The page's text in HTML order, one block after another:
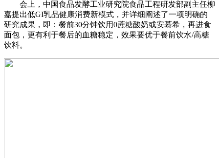
会上，中国食品发酵工业研究院食品工程研发部副主任柳
嘉提出低GI乳品健康消费新模式，并详细阐述了一项明确的
研究成果，即：餐前30分钟饮用0蔗糖酸奶或安慕希，再进食
面包，更有利于餐后的血糖稳定，效果要优于餐前饮水/高糖
饮料。